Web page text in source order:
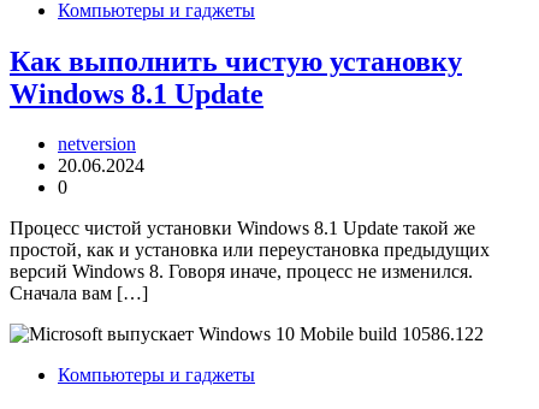
Компьютеры и гаджеты
Как выполнить чистую установку
Windows 8.1 Update
netversion
20.06.2024
0
Процесс чистой установки Windows 8.1 Update такой же
простой, как и установка или переустановка предыдущих
версий Windows 8. Говоря иначе, процесс не изменился.
Сначала вам […]
Компьютеры и гаджеты